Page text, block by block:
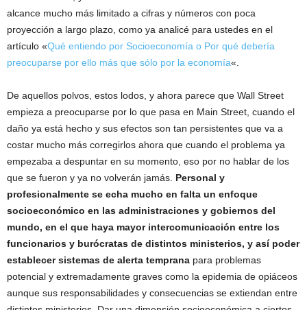
alcance mucho más limitado a cifras y números con poca
proyección a largo plazo, como ya analicé para ustedes en el
artículo «Qué entiendo por Socioeconomía o Por qué debería
preocuparse por ello más que sólo por la economía«.
De aquellos polvos, estos lodos, y ahora parece que Wall Street
empieza a preocuparse por lo que pasa en Main Street, cuando el
daño ya está hecho y sus efectos son tan persistentes que va a
costar mucho más corregirlos ahora que cuando el problema ya
empezaba a despuntar en su momento, eso por no hablar de los
que se fueron y ya no volverán jamás. Personal y
profesionalmente se echa mucho en falta un enfoque
socioeconómico en las administraciones y gobiernos del
mundo, en el que haya mayor intercomunicación entre los
funcionarios y burócratas de distintos ministerios, y así poder
establecer sistemas de alerta temprana para problemas
potencial y extremadamente graves como la epidemia de opiáceos
aunque sus responsabilidades y consecuencias se extiendan entre